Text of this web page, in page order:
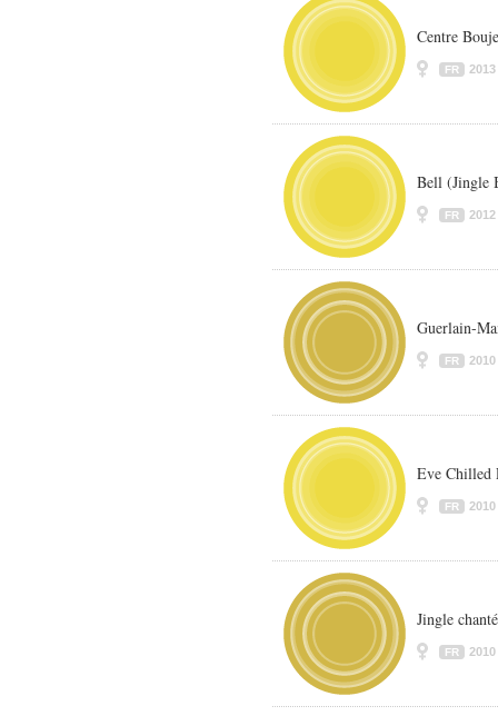
Centre
FR 2013
Bell (Jingle
FR 2012
Guerlain-
FR 2010
Eve Chilled
FR 2010
Jingle chanté
FR 2010